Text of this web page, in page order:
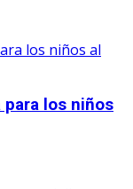
los niños